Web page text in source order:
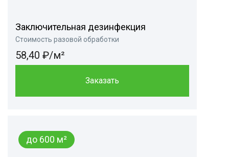
Заключительная дезинфекция
Стоимость разовой обработки
58,40 ₽/м²
Заказать
до 600 м²